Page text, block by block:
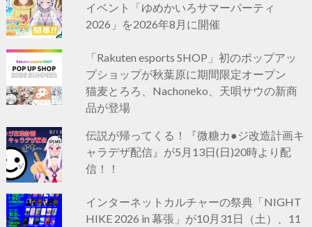
イベント「ゆめかいろサマーパーティ
2026」を2026年8月に開催
「Rakuten esports SHOP」初のポップアッ
プショップが秋葉原に期間限定オープン
猫麦とろろ、Nachoneko、天唄サウの新商
品が登場
伝説が帰ってくる！『微糖カ●ジ改造計画キ
ャラデザ配信』が5月13日(日)20時より配
信！！
インターネットカルチャーの祭典「NIGHT
HIKE 2026 in 幕張」が10月31日（土）、11